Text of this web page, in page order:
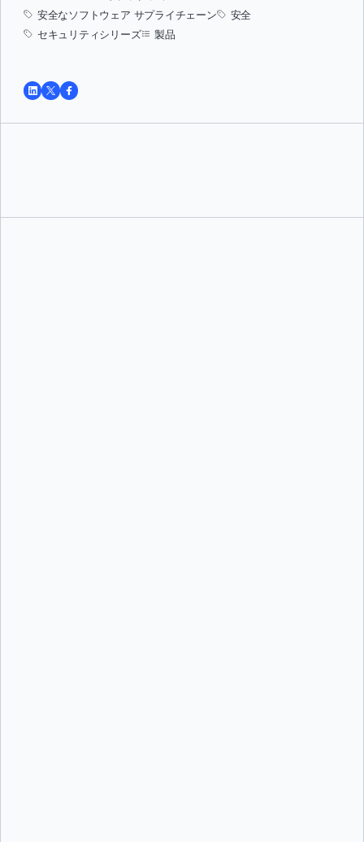
安全なソフトウェア サプライチェーン
安全
セキュリティシリーズ
製品